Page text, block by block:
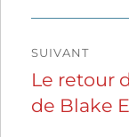
SUIVANT
Publication
suivante :
Le retour
de Blake